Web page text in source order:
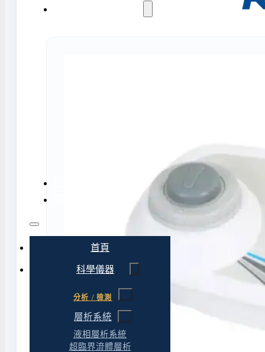
環境汙染防治
首頁
科學儀器
分析 / 檢測
層析系統
液相層析系統
超臨界流體層析